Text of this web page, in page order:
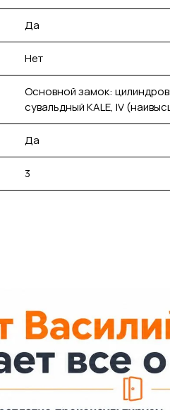
Да
Нет
Основной замок:
сувальдный KALE, IV
Да
3